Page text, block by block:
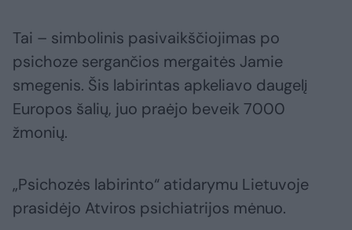
Tai – simbolinis pasivaikščiojimas po
psichoze sergančios mergaitės Jamie
smegenis. Šis labirintas apkeliavo daugelį
Europos šalių, juo praėjo beveik 7000
žmonių.
„Psichozės labirinto“ atidarymu Lietuvoje
prasidėjo Atviros psichiatrijos mėnuo.